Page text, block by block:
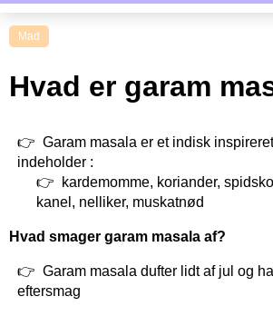
Mad
Hvad er garam
Garam masala er et indisk
indeholder :
kardemomme, koriander,
kanel, nelliker, muskatnød
Hvad smager garam masala af?
Garam masala dufter lidt af jul og
eftersmag